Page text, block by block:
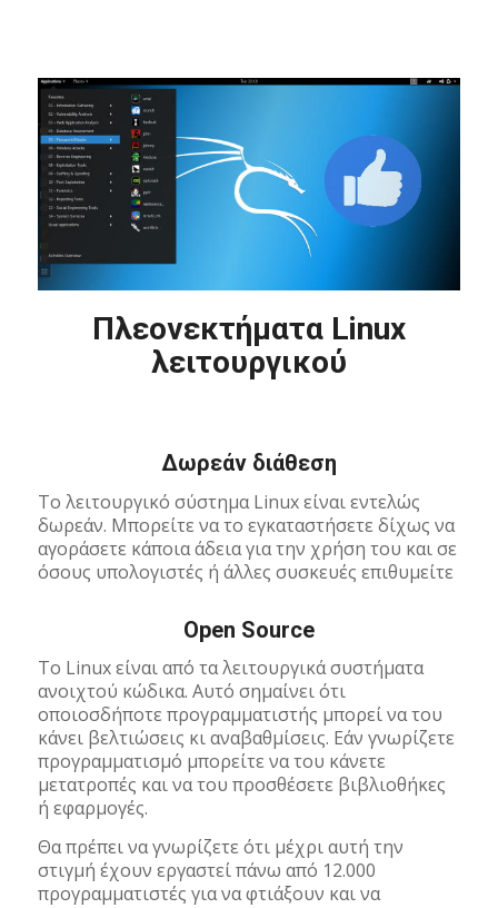
Πλεονεκτήματα Linux
λειτουργικού
Δωρεάν διάθεση
Το λειτουργικό σύστημα Linux είναι εντελώς
δωρεάν. Μπορείτε να το εγκαταστήσετε δίχως να
αγοράσετε κάποια άδεια για την χρήση του και σε
όσους υπολογιστές ή άλλες συσκευές επιθυμείτε
Open Source
Το Linux είναι από τα λειτουργικά συστήματα
ανοιχτού κώδικα. Αυτό σημαίνει ότι
οποιοσδήποτε προγραμματιστής μπορεί να του
κάνει βελτιώσεις κι αναβαθμίσεις. Εάν γνωρίζετε
προγραμματισμό μπορείτε να του κάνετε
μετατροπές και να του προσθέσετε βιβλιοθήκες
ή εφαρμογές.
Θα πρέπει να γνωρίζετε ότι μέχρι αυτή την
στιγμή έχουν εργαστεί πάνω από 12.000
προγραμματιστές για να φτιάξουν και να